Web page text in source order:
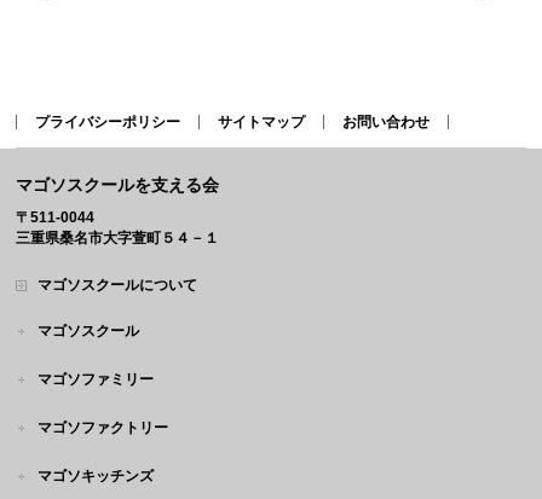
プライバシーポリシー サイトマップ お問い合わせ
マゴソスクールを支える会
〒511-0044
三重県桑名市大字萱町５４－１
マゴソスクールについて
マゴソスクール
マゴソファミリー
マゴソファクトリー
マゴソキッチンズ